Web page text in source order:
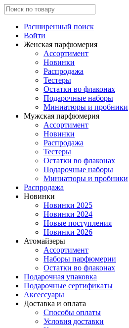
Расширенный поиск
Войти
Женская парфюмерия
Ассортимент
Новинки
Распродажа
Тестеры
Остатки во флаконах
Подарочные наборы
Миниатюры и пробники
Мужская парфюмерия
Ассортимент
Новинки
Распродажа
Тестеры
Остатки во флаконах
Подарочные наборы
Миниатюры и пробники
Распродажа
Новинки
Новинки 2025
Новинки 2024
Новые поступления
Новинки 2026
Атомайзеры
Ассортимент
Наборы парфюмерии
Остатки во флаконах
Подарочная упаковка
Подарочные сертификаты
Аксессуары
Доставка и оплата
Способы оплаты
Условия доставки